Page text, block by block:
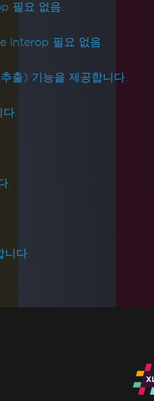
필요 없음.
Interop 필요 없음.
출) 기능을 제공합니다.
.
.
다.